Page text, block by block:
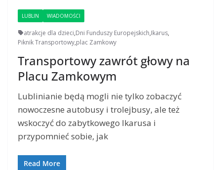
LUBLIN WIADOMOŚCI
atrakcje dla dzieci,Dni Funduszy Europejskich,Ikarus,
Piknik Transportowy,plac Zamkowy
Transportowy zawrót głowy na
Placu Zamkowym
Lublinianie będą mogli nie tylko zobaczyć
nowoczesne autobusy i trolejbusy, ale też
wskoczyć do zabytkowego Ikarusa i
przypomnieć sobie, jak
Read More